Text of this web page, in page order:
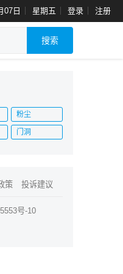
07日 星期五 登录 注册
搜索
粉尘
门洞
策 投诉建议
号-10